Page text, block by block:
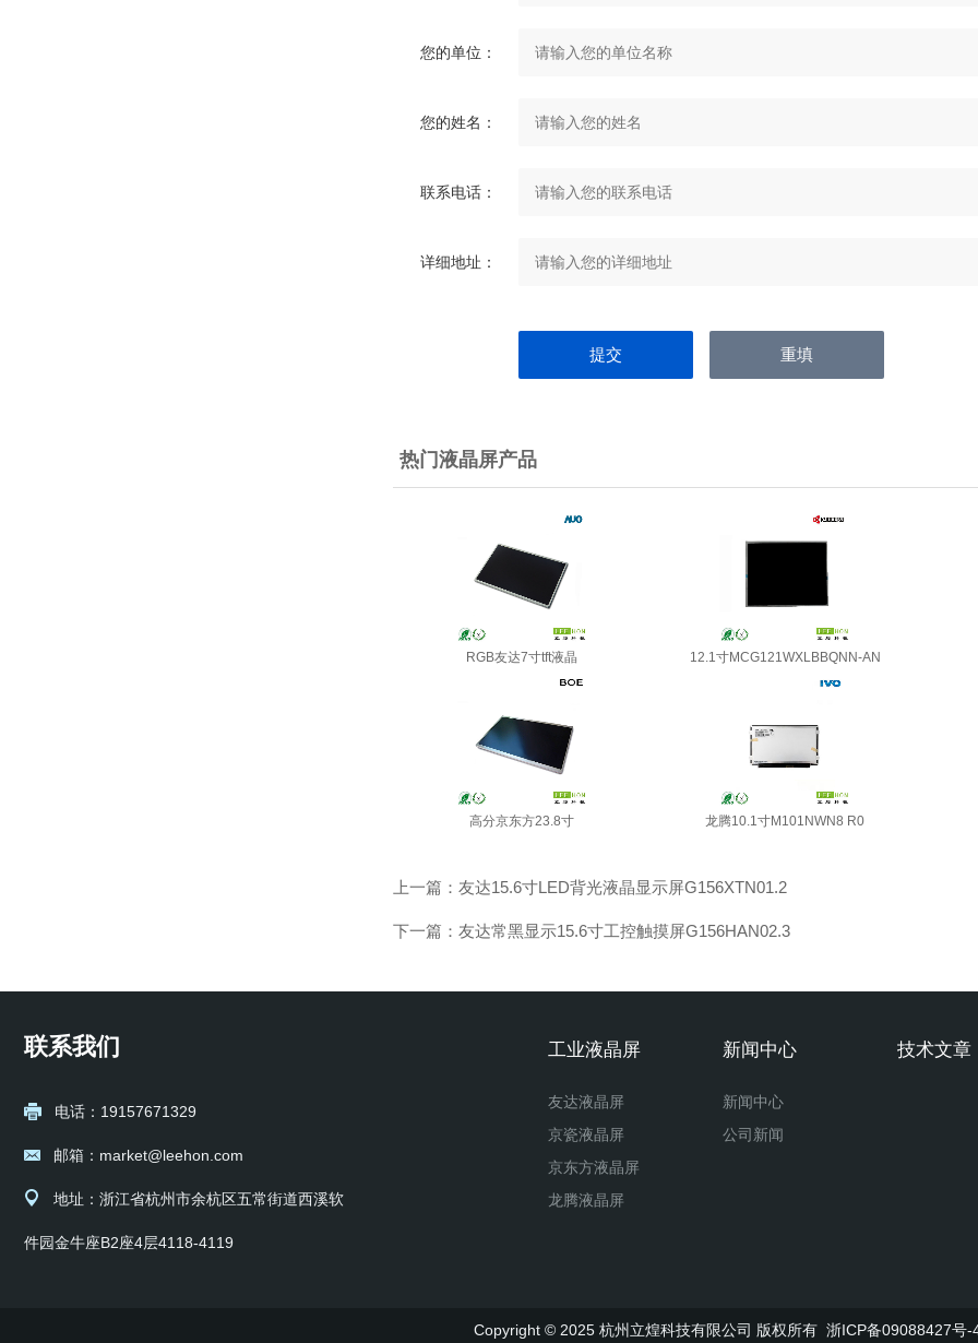
您的单位：
您的姓名：
联系电话：
详细地址：
热门液晶屏产品
RGB友达7寸tft液晶 12.1寸MCG121WXLBBQNN-AN
高分京东方23.8寸 龙腾10.1寸M101NWN8 R0
上一篇： 友达15.6寸LED背光液晶显示屏G156XTN01.2
下一篇： 友达常黑显示15.6寸工控触摸屏G156HAN02.3
联系我们
电话：19157671329
邮箱：market@leehon.com
地址：浙江省杭州市余杭区五常街道西溪软
件园金牛座B2座4层4118-4119
工业液晶屏
友达液晶屏
京瓷液晶屏
京东方液晶屏
龙腾液晶屏
新闻中心
新闻中心
公司新闻
技术文章
Copyright © 2025 杭州立煌科技有限公司 版权所有 浙ICP备09088427号-